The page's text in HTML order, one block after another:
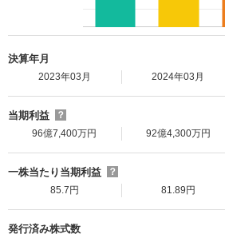
決算年月
2023年03月 2024年03月
当期利益
？
96億7,400万円
92億4,300万円
一株当たり当期利益
？
85.7円
81.89円
発行済み株式数